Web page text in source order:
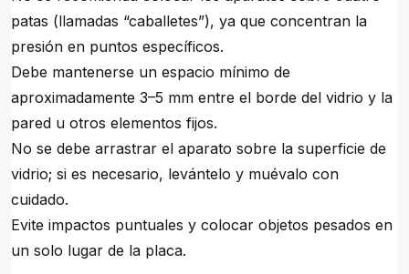
patas (llamadas “caballetes”), ya que concentran la
presión en puntos específicos.
Debe mantenerse un espacio mínimo de
aproximadamente 3–5 mm entre el borde del vidrio y la
pared u otros elementos fijos.
No se debe arrastrar el aparato sobre la superficie de
vidrio; si es necesario, levántelo y muévalo con
cuidado.
Evite impactos puntuales y colocar objetos pesados en
un solo lugar de la placa.